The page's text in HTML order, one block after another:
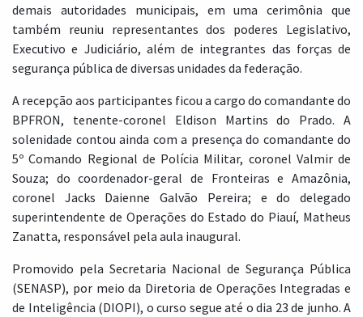
demais autoridades municipais, em uma cerimônia que
também reuniu representantes dos poderes Legislativo,
Executivo e Judiciário, além de integrantes das forças de
segurança pública de diversas unidades da federação.
A recepção aos participantes ficou a cargo do comandante do
BPFRON, tenente-coronel Eldison Martins do Prado. A
solenidade contou ainda com a presença do comandante do
5º Comando Regional de Polícia Militar, coronel Valmir de
Souza; do coordenador-geral de Fronteiras e Amazônia,
coronel Jacks Daienne Galvão Pereira; e do delegado
superintendente de Operações do Estado do Piauí, Matheus
Zanatta, responsável pela aula inaugural.
Promovido pela Secretaria Nacional de Segurança Pública
(SENASP), por meio da Diretoria de Operações Integradas e
de Inteligência (DIOPI), o curso segue até o dia 23 de junho. A